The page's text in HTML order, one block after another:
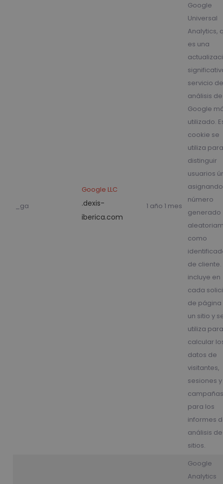
_ga
Google LLC
.dexis-
iberica.com
1 año 1 mes
Google
Universal
Analytics,
es una
servicio
análisis de
Google
utilizado.
cookie se
utiliza
distinguir
usuarios
número
generado
como
de cliente.
incluye en
cada
de página
un sitio y
utiliza
calcular
datos de
visitantes,
sesiones y
para los
informes
análisis de
sitios.
Google
Analytics